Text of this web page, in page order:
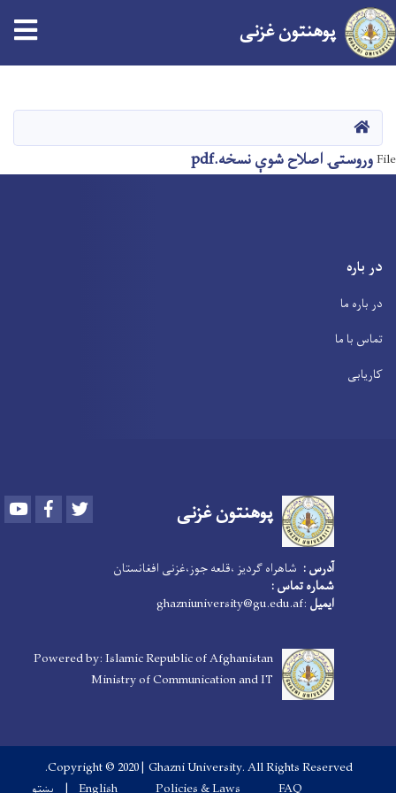
content
پوهنتونغزنی
صفحه اصلی
Fileوروستۍ اصلاح شوې نسخه.pdf
در باره
در باره ما
تماس با ما
کاریابی
پوهنتونغزنی Youtube Facebook
آدرس : شاهراه گردیز ،قلعه جوز،غزنی افغانستان
شماره تماس :
ایمیل :ghazniuniversity@gu.edu.af
Powered by: Islamic Republic of Afghanistan
Ministry of Communication and IT
Copyright © 2020 | Ghazni University. All Rights Reserved.